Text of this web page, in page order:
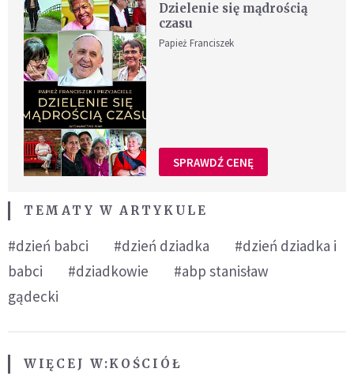
Dzielenie się mądrością
czasu
Papież Franciszek
SPRAWDŹ CENĘ
TEMATY W ARTYKULE
#dzień babci #dzień dziadka
#dzień dziadka i
babci
#dziadkowie
#abp stanisław
gądecki
WIĘCEJ W:KOŚCIÓŁ